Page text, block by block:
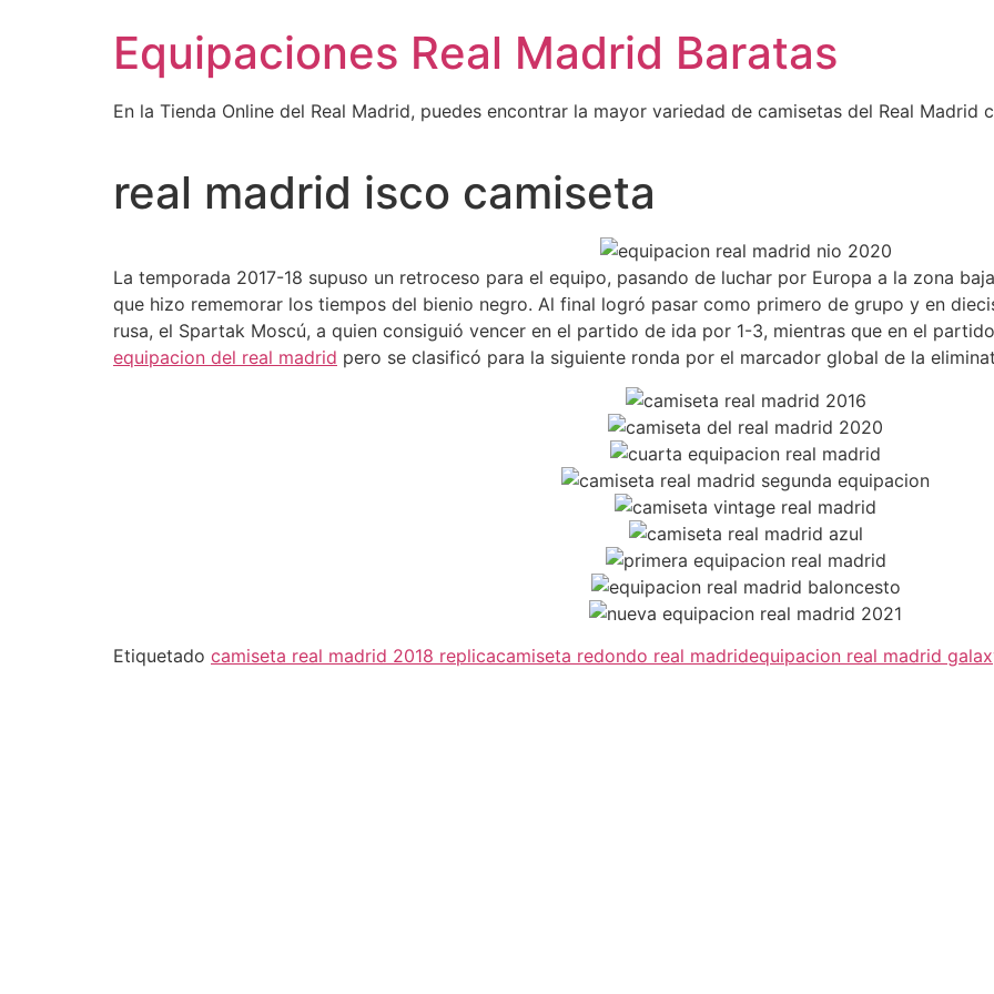
Equipaciones Real Madrid Baratas
En la Tienda Online del Real Madrid, puedes encontrar la mayor variedad de camisetas del Real
real madrid isco camiseta
La temporada 2017-18 supuso un retroceso para el equipo, pasando de luchar por Europa a la zona
que hizo rememorar los tiempos del bienio negro. Al final logró pasar como primero de grupo y en
rusa, el Spartak Moscú, a quien consiguió vencer en el partido de ida por 1-3, mientras que en el
equipacion del real madrid pero se clasificó para la siguiente ronda por el marcador global de la
Etiquetado camiseta real madrid 2018 replicacamiseta redondo real madridequipacion real madrid